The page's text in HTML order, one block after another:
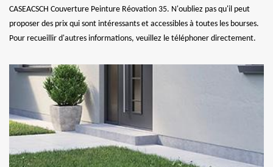
CASEACSCH Couverture Peinture Réovation 35. N'oubliez pas qu'il peut
proposer des prix qui sont intéressants et accessibles à toutes les bourses.
Pour recueillir d'autres informations, veuillez le téléphoner directement.